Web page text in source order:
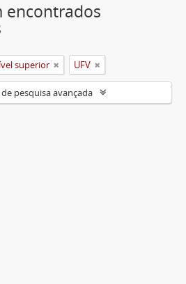
encontrados
superior UFV
pesquisa avançada